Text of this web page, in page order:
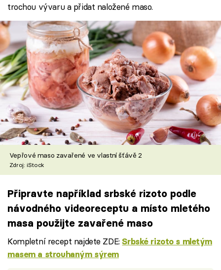
trochou vývaru a přidat naložené maso.
Vepřové maso zavařené ve vlastní šťávě 2
Zdroj: iStock
Připravte například srbské rizoto podle
návodného videoreceptu a místo mletého
masa použijte zavařené maso
Kompletní recept najdete ZDE:Srbské rizoto s mletým
masem a strouhaným sýrem